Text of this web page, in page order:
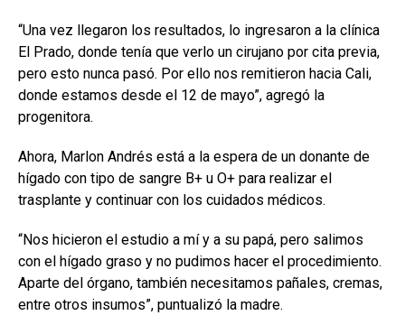
“Una vez llegaron los resultados, lo ingresaron a la clínica
El Prado, donde tenía que verlo un cirujano por cita previa,
pero esto nunca pasó. Por ello nos remitieron hacia Cali,
donde estamos desde el 12 de mayo”, agregó la
progenitora.
Ahora, Marlon Andrés está a la espera de un donante de
hígado con tipo de sangre B+ u O+ para realizar el
trasplante y continuar con los cuidados médicos.
“Nos hicieron el estudio a mí y a su papá, pero salimos
con el hígado graso y no pudimos hacer el procedimiento.
Aparte del órgano, también necesitamos pañales, cremas,
entre otros insumos”, puntualizó la madre.